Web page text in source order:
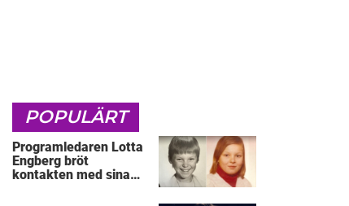
POPULÄRT
Programledaren Lotta
Engberg bröt
kontakten med sina